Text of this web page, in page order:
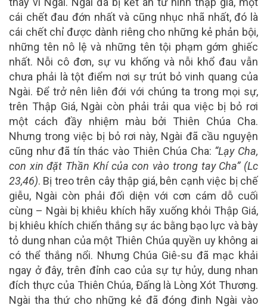
cái chết đau đớn nhất và cũng nhục nhã nhất, đó là
cái chết chỉ được dành riêng cho những kẻ phản bội,
những tên nô lệ và những tên tội phạm gớm ghiếc
nhất. Nỗi cô đơn, sự vu khống và nỗi khổ đau vẫn
chưa phải là tột điểm nơi sự trút bỏ vinh quang của
Ngài. Để trở nên liên đới với chúng ta trong mọi sự,
trên Thập Giá, Ngài còn phải trải qua việc bị bỏ rơi
một cách đầy nhiệm màu bởi Thiên Chúa Cha.
Nhưng trong việc bị bỏ rơi này, Ngài đã cầu nguyện
cũng như đã tín thác vào Thiên Chúa Cha: “Lạy Cha,
con xin đặt Thần Khí của con vào trong tay Cha” (Lc
23,46). Bị treo trên cây thập giá, bên cạnh việc bị chế
giễu, Ngài còn phải đối diện với cơn cám dỗ cuối
cùng – Ngài bị khiêu khích hãy xuống khỏi Thập Giá,
bị khiêu khích chiến thắng sự ác bằng bạo lực và bày
tỏ dung nhan của một Thiên Chúa quyền uy không ai
có thể thắng nổi. Nhưng Chúa Giê-su đã mạc khải
ngay ở đây, trên đỉnh cao của sự tự hủy, dung nhan
đích thực của Thiên Chúa, Đấng là Lòng Xót Thương.
Ngài tha thứ cho những kẻ đã đóng đinh Ngài vào